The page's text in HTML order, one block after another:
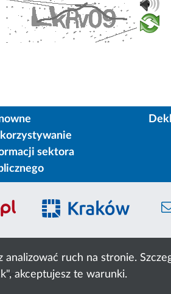
ruch na stronie.
akceptujesz te warunki.
sektora
231762474